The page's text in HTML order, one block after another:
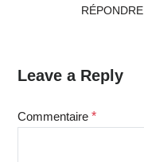
RÉPONDRE
Leave a Reply
Commentaire *